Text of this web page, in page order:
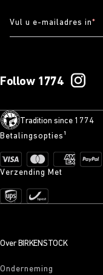
Vul u e-mailadres in*
Follow 1774
Tradition since 1774
Betalingsopties¹
Verzending Met
Over BIRKENSTOCK
Onderneming